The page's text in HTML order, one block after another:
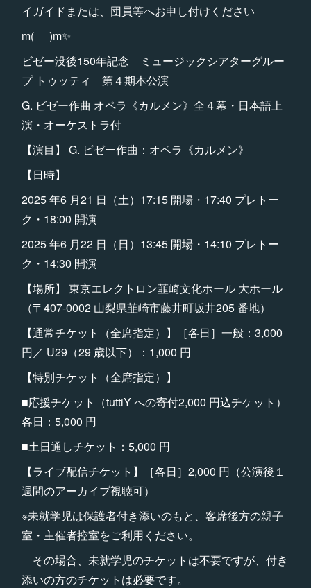
イガイドまたは、団員等へお申し付けください
m(_ _)m✨
ビゼー没後150年記念 ミュージックシアターグルー
プ トゥッティ 第４期本公演
G. ビゼー作曲 オペラ《カルメン》全４幕・日本語上
演・オーケストラ付
【演目】 G. ビゼー作曲：オペラ《カルメン》
【日時】
2025 年6 月21 日（土）17:15 開場・17:40 プレトー
ク・18:00 開演
2025 年6 月22 日（日）13:45 開場・14:10 プレトー
ク・14:30 開演
【場所】 東京エレクトロン韮崎文化ホール 大ホール
（〒407-0002 山梨県韮崎市藤井町坂井205 番地）
【通常チケット（全席指定）】［各日］一般：3,000
円／ U29（29 歳以下）：1,000 円
【特別チケット（全席指定）】
■応援チケット（tuttiY への寄付2,000 円込チケット）
各日：5,000 円
■土日通しチケット：5,000 円
【ライブ配信チケット】［各日］2,000 円（公演後１
週間のアーカイブ視聴可）
※未就学児は保護者付き添いのもと、客席後方の親子
室・主催者控室をご利用ください。
その場合、未就学児のチケットは不要ですが、付き
添いの方のチケットは必要です。